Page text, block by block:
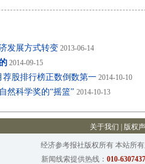
发展方式转变 2013-06-14
2014-09-15
荐股排行榜正数倒数第一 2014-10-10
然科学奖的“摇篮” 2014-10-13
关于我们 版权
经济参考报社版权所有 本站所
新闻线索提供热线： 010-